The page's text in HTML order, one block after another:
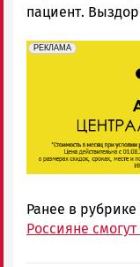
пациент.
erid: 2SDnjeFymr3
РЕКЛАМА
Реклама
Ранее в рубрике
Россияне